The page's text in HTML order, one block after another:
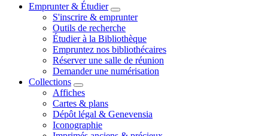
Emprunter & Étudier
S'inscrire & emprunter
Outils de recherche
Étudier à la Bibliothèque
Empruntez nos bibliothécaires
Réserver une salle de réunion
Demander une numérisation
Collections
Affiches
Cartes & plans
Dépôt légal & Genevensia
Iconographie